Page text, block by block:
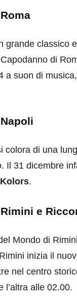
grande classico
di
a suon di
colora di una
Il 31 dicembre
.
e
Mondo di
inizia il
nel centro
l’altra alle 02.00.